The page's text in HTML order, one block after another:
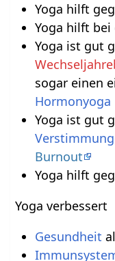
Yoga hilft
Yoga hilft bei
Yoga ist gut
sogar einen
Hormonyoga
Yoga ist gut
Burnout
Yoga hilft
Yoga verbessert
Gesundheit